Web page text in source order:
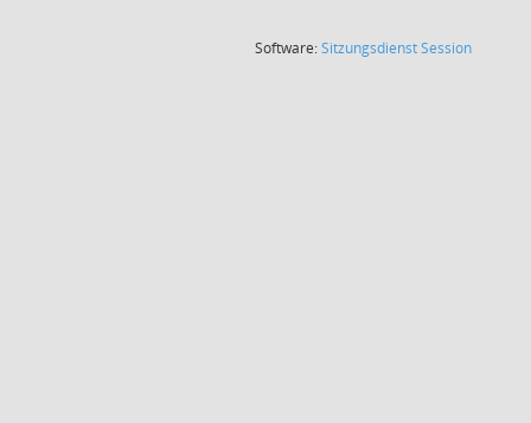
Software:SitzungsdienstSession(Wird in